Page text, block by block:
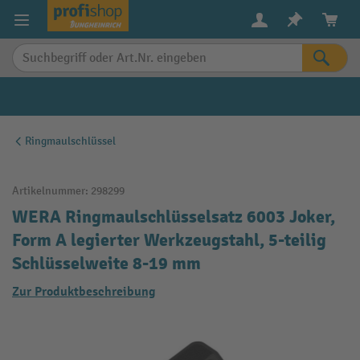
springen
Ringmaulschlüssel
Artikelnummer: 298299
WERA Ringmaulschlüsselsatz 6003 Joker,
Form A legierter Werkzeugstahl, 5-teilig
Schlüsselweite 8-19 mm
Zur Produktbeschreibung